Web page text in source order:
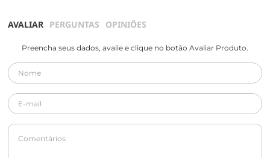
AVALIAR PERGUNTAS OPINIÕES
Preencha seus dados, avalie e clique no botão Avaliar Produto.